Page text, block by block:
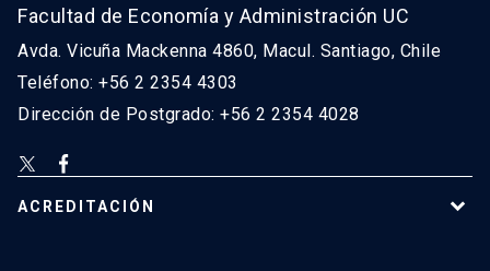
Facultad de Economía y Administración UC
Avda. Vicuña Mackenna 4860, Macul. Santiago, Chile
Teléfono: +56 2 2354 4303
Dirección de Postgrado: +56 2 2354 4028
ACREDITACIÓN